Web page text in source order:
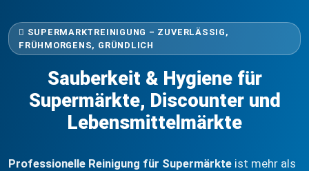
SUPERMARKTREINIGUNG – ZUVERLÄSSIG,
FRÜHMORGENS, GRÜNDLICH
Sauberkeit & Hygiene für
Supermärkte, Discounter und
Lebensmittelmärkte
Professionelle Reinigung für Supermärkte ist mehr als